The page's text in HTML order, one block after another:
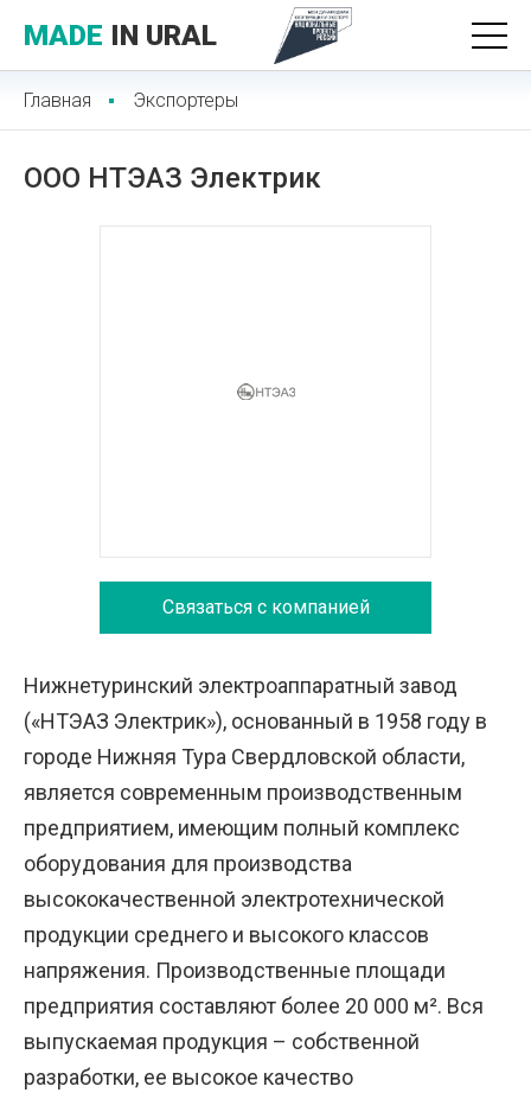
MADE IN URAL
Главная Экспортеры
ООО НТЭАЗ Электрик
Связаться с компанией
Нижнетуринский электроаппаратный завод
(«НТЭАЗ Электрик»), основанный в 1958 году в
городе Нижняя Тура Свердловской области,
является современным производственным
предприятием, имеющим полный комплекс
оборудования для производства
высококачественной электротехнической
продукции среднего и высокого классов
напряжения. Производственные площади
предприятия составляют более 20 000 м². Вся
выпускаемая продукция – собственной
разработки, ее высокое качество